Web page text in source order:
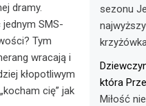
dramy.
SMS-
Tym
wracają i
kłopotliwym
cię” jak
sezonu
która
Miłość